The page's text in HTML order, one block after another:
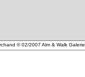
© 02/2007 Alm & Walk Galerie